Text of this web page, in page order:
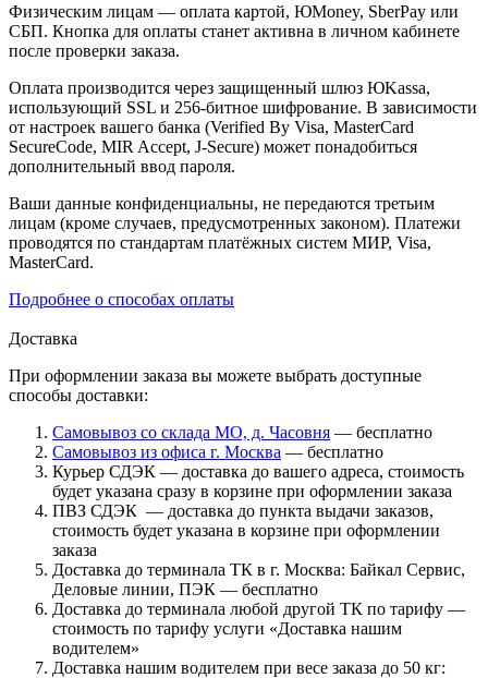
Физическим лицам — оплата картой, ЮMoney, SberPay или
СБП. Кнопка для оплаты станет активна в личном кабинете
после проверки заказа.
Оплата производится через защищенный шлюз ЮKassa,
использующий SSL и 256-битное шифрование. В зависимости
от настроек вашего банка (Verified By Visa, MasterCard
SecureCode, MIR Accept, J-Secure) может понадобиться
дополнительный ввод пароля.
Ваши данные конфиденциальны, не передаются третьим
лицам (кроме случаев, предусмотренных законом). Платежи
проводятся по стандартам платёжных систем МИР, Visa,
MasterCard.
Подробнее о способах оплаты
Доставка
При оформлении заказа вы можете выбрать доступные
способы доставки:
Самовывоз со склада МО, д. Часовня — бесплатно
Самовывоз из офиса г. Москва — бесплатно
Курьер СДЭК — доставка до вашего адреса, стоимость
будет указана сразу в корзине при оформлении заказа
ПВЗ СДЭК — доставка до пункта выдачи заказов,
стоимость будет указана в корзине при оформлении
заказа
Доставка до терминала ТК в г. Москва: Байкал Сервис,
Деловые линии, ПЭК — бесплатно
Доставка до терминала любой другой ТК по тарифу —
стоимость по тарифу услуги «Доставка нашим
водителем»
Доставка нашим водителем при весе заказа до 50 кг: